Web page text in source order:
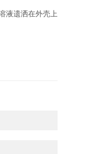
液遗洒在外壳上